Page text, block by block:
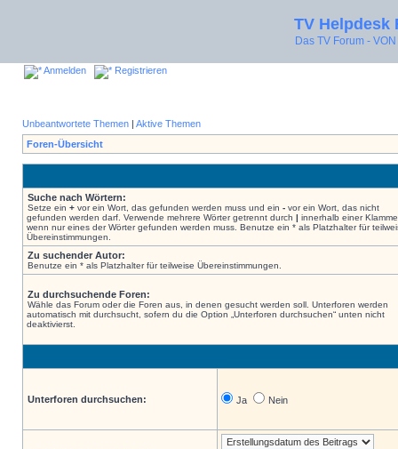
TV Helpdesk
Das TV Forum -
Anmelden Registrieren
Unbeantwortete Themen | Aktive Themen
Foren-Übersicht
Suche nach Wörtern:
Setze ein + vor ein Wort, das gefunden werden muss und ein - vor ein Wort, das nicht
gefunden werden darf. Verwende mehrere Wörter getrennt durch | innerhalb einer
wenn nur eines der Wörter gefunden werden muss. Benutze ein * als Platzhalter für
Übereinstimmungen.
Zu suchender Autor:
Benutze ein * als Platzhalter für teilweise Übereinstimmungen.
Zu durchsuchende Foren:
Wähle das Forum oder die Foren aus, in denen gesucht werden soll. Unterforen werden
automatisch mit durchsucht, sofern du die Option „Unterforen durchsuchen“ unten nicht
deaktivierst.
Unterforen durchsuchen: Ja Nein